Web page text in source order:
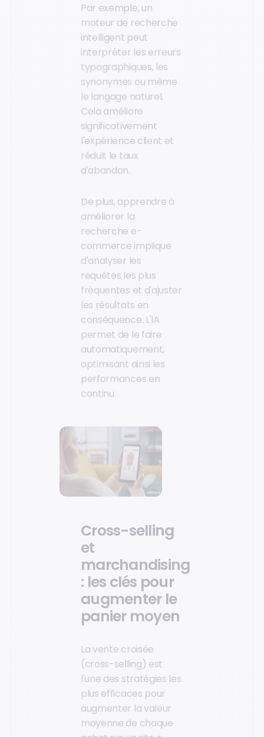
Par exemple, un
moteur de recherche
intelligent peut
interpréter les erreurs
typographiques, les
synonymes ou même
le langage naturel.
Cela améliore
significativement
l'expérience client et
réduit le taux
d'abandon.
De plus, apprendre à
améliorer la
recherche e-
commerce implique
d'analyser les
requêtes les plus
fréquentes et d'ajuster
les résultats en
conséquence. L'IA
permet de le faire
automatiquement,
optimisant ainsi les
performances en
continu.
Cross-selling
et
marchandising
: les clés pour
augmenter le
panier moyen
La vente croisée
(cross-selling) est
l'une des stratégies les
plus efficaces pour
augmenter la valeur
moyenne de chaque